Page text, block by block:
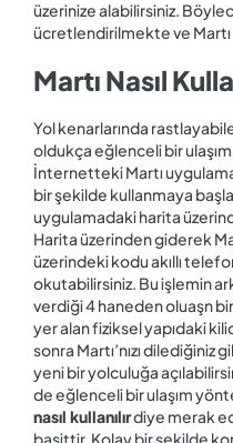
üzerinize alabilirsiniz.
ücretlendirilmekte ve Martı
Martı Nasıl
Yol kenarlarında
oldukça eğlenceli bir ulaşım
İnternetteki Martı
bir şekilde kullanmaya
uygulamadaki harita
Harita üzerinden giderek
üzerindeki kodu akıllı
okutabilirsiniz. Bu işlemin
verdiği 4 haneden oluaşn
yer alan fiziksel yapıdaki
sonra Martı’nızı dilediğiniz
yeni bir yolculuğa
de eğlenceli bir ulaşım
nasıl kullanılırdiye merak
basittir. Kolay bir şekilde